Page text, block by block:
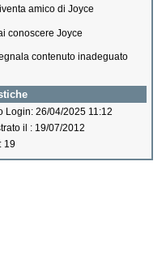
amico di Joyce
conoscere Joyce
contenuto inadeguato
Login: 26/04/2025 11:12
il : 19/07/2012
19